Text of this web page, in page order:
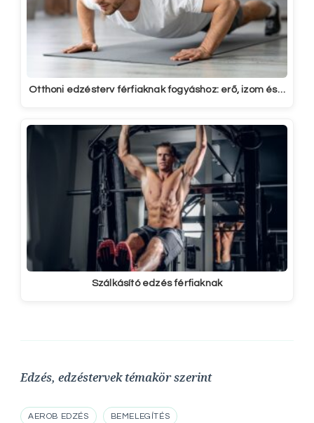
Otthoni edzésterv férfiaknak fogyáshoz: erő, izom és…
Szálkásító edzés férfiaknak
Edzés, edzéstervek témakör szerint
AEROB EDZÉS BEMELEGÍTÉS